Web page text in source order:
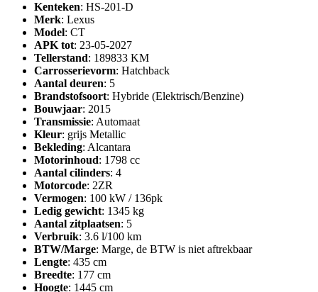
Kenteken: HS-201-D
Merk: Lexus
Model: CT
APK tot: 23-05-2027
Tellerstand: 189833 KM
Carrosserievorm: Hatchback
Aantal deuren: 5
Brandstofsoort: Hybride (Elektrisch/Benzine)
Bouwjaar: 2015
Transmissie: Automaat
Kleur: grijs Metallic
Bekleding: Alcantara
Motorinhoud: 1798 cc
Aantal cilinders: 4
Motorcode: 2ZR
Vermogen: 100 kW / 136pk
Ledig gewicht: 1345 kg
Aantal zitplaatsen: 5
Verbruik: 3.6 l/100 km
BTW/Marge: Marge, de BTW is niet aftrekbaar
Lengte: 435 cm
Breedte: 177 cm
Hoogte: 1445 cm